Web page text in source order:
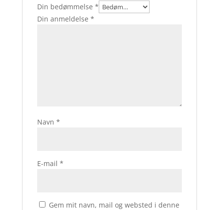
Din bedømmelse *
Din anmeldelse *
Navn *
E-mail *
Gem mit navn, mail og websted i denne